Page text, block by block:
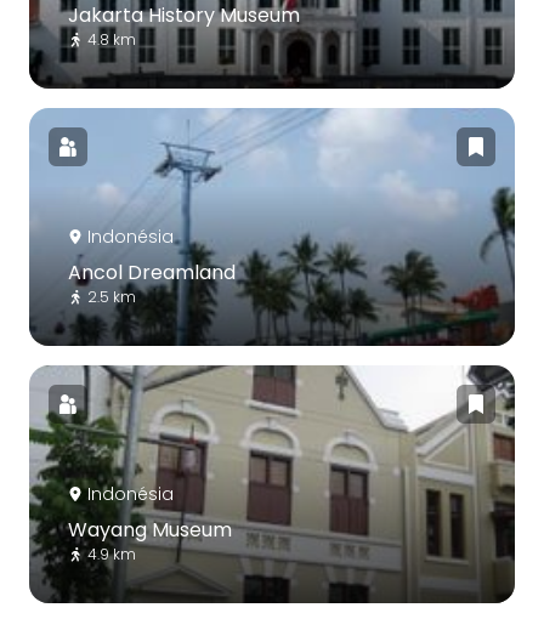
Jakarta History Museum
4.8 km
Indonésia
Ancol Dreamland
2.5 km
Indonésia
Wayang Museum
4.9 km